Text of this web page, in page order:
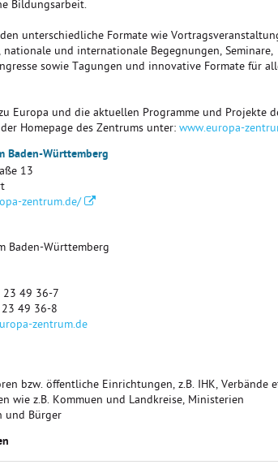
Bildungsarbeit.
unterschiedliche Formate wie
nationale und internationale Begegnungen, Seminare,
sowie Tagungen und innovative Formate für
Europa und die aktuellen Programme und Projekte
Homepage des Zentrums unter: www.europa-
Baden-Württemberg
13
zentrum.de/
Baden-Württemberg
23 49 36-7
23 49 36-8
zentrum.de
bzw. öffentliche Einrichtungen, z.B. IHK, Verbände
wie z.B. Kommuen und Landkreise, Ministerien
und Bürger